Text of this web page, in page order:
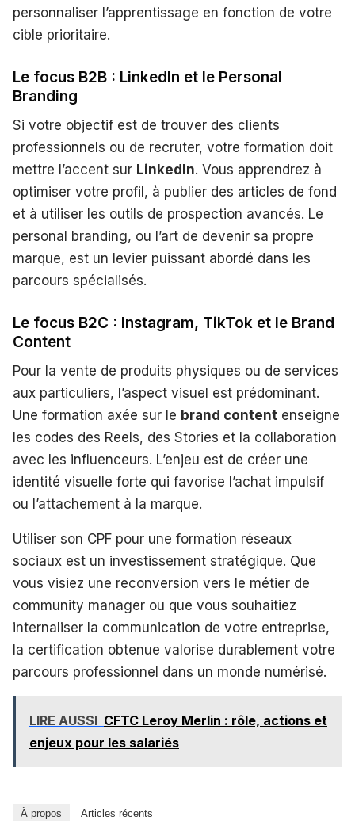
personnaliser l’apprentissage en fonction de votre
cible prioritaire.
Le focus B2B : LinkedIn et le Personal
Branding
Si votre objectif est de trouver des clients
professionnels ou de recruter, votre formation doit
mettre l’accent sur LinkedIn. Vous apprendrez à
optimiser votre profil, à publier des articles de fond
et à utiliser les outils de prospection avancés. Le
personal branding, ou l’art de devenir sa propre
marque, est un levier puissant abordé dans les
parcours spécialisés.
Le focus B2C : Instagram, TikTok et le Brand
Content
Pour la vente de produits physiques ou de services
aux particuliers, l’aspect visuel est prédominant.
Une formation axée sur le brand content enseigne
les codes des Reels, des Stories et la collaboration
avec les influenceurs. L’enjeu est de créer une
identité visuelle forte qui favorise l’achat impulsif
ou l’attachement à la marque.
Utiliser son CPF pour une formation réseaux
sociaux est un investissement stratégique. Que
vous visiez une reconversion vers le métier de
community manager ou que vous souhaitiez
internaliser la communication de votre entreprise,
la certification obtenue valorise durablement votre
parcours professionnel dans un monde numérisé.
LIRE AUSSI CFTC Leroy Merlin : rôle, actions et
enjeux pour les salariés
À propos Articles récents